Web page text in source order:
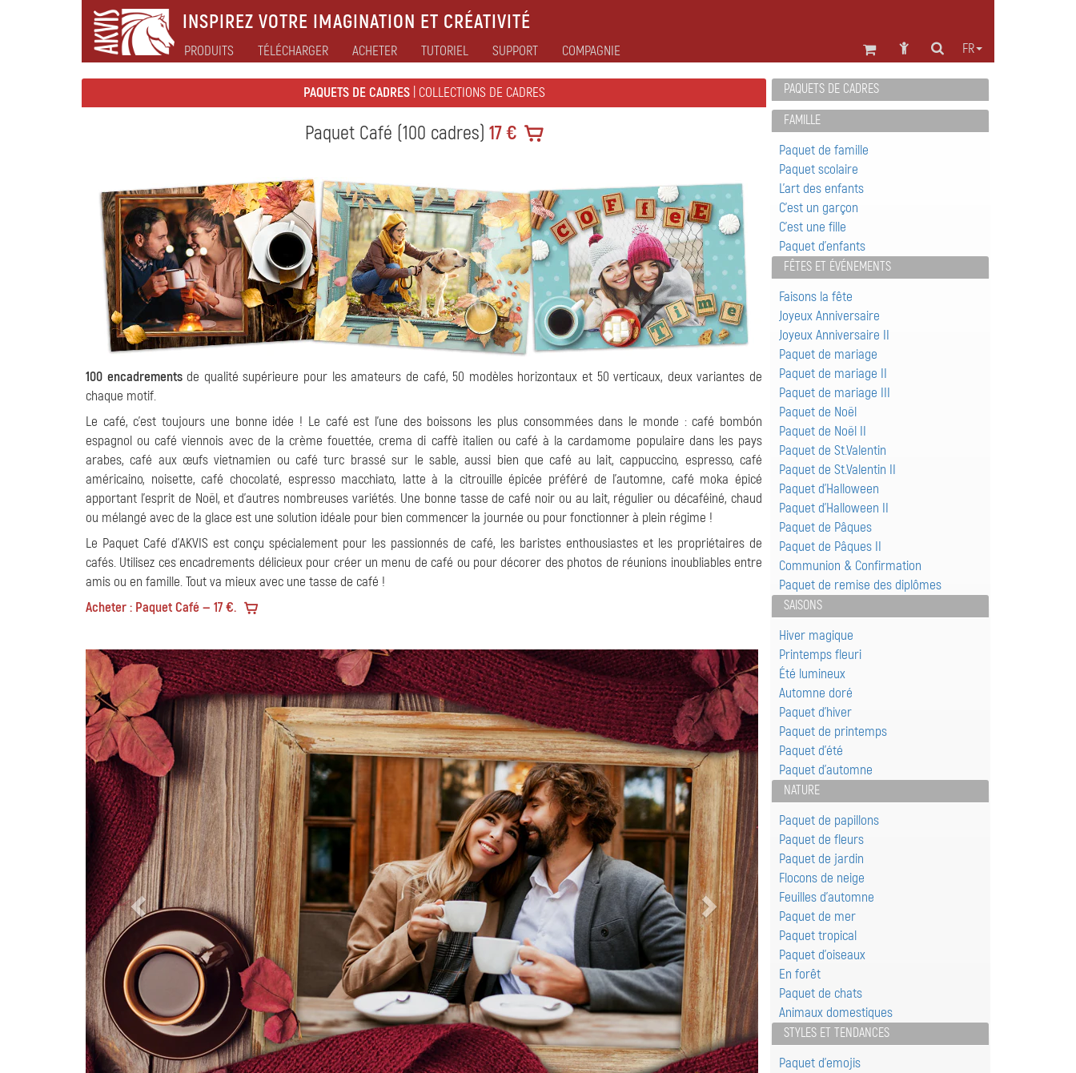
INSPIREZ VOTRE IMAGINATION ET CRÉATIVITÉ
FR
PRODUITS TÉLÉCHARGER ACHETER TUTORIEL SUPPORT COMPAGNIE
PAQUETS DE CADRES | COLLECTIONS DE CADRES
Paquet Café (100 cadres) 17 €
100 encadrementsde qualité supérieure pour les amateurs de café, 50 modèles horizontaux et 50 verticaux, deux variantes de
chaque motif.
Le café, c'est toujours une bonne idée ! Le café est l'une des boissons les plus consommées dans le monde : café bombón
espagnol ou café viennois avec de la crème fouettée, crema di caffè italien ou café à la cardamome populaire dans les pays
arabes, café aux œufs vietnamien ou café turc brassé sur le sable, aussi bien que café au lait, cappuccino, espresso, café
américaino, noisette, café chocolaté, espresso macchiato, latte à la citrouille épicée préféré de l'automne, café moka épicé
apportant l'esprit de Noël, et d'autres nombreuses variétés. Une bonne tasse de café noir ou au lait, régulier ou décaféiné, chaud
ou mélangé avec de la glace est une solution idéale pour bien commencer la journée ou pour fonctionner à plein régime !
Le Paquet Café d'AKVIS est conçu spécialement pour les passionnés de café, les baristes enthousiastes et les propriétaires de
cafés. Utilisez ces encadrements délicieux pour créer un menu de café ou pour décorer des photos de réunions inoubliables entre
amis ou en famille. Tout va mieux avec une tasse de café !
Acheter : Paquet Café — 17 €.
PAQUETS DE CADRES
FAMILLE
Paquet de famille
Paquet scolaire
L'art des enfants
C'est un garçon
C'est une fille
Paquet d'enfants
FÊTES ET ÉVÉNEMENTS
Faisons la fête
Joyeux Anniversaire
Joyeux Anniversaire II
Paquet de mariage
Paquet de mariage II
Paquet de mariage III
Paquet de Noël
Paquet de Noël II
Paquet de St.Valentin
Paquet de St.Valentin II
Paquet d'Halloween
Paquet d'Halloween II
Paquet de Pâques
Paquet de Pâques II
Communion & Confirmation
Paquet de remise des diplômes
SAISONS
Hiver magique
Printemps fleuri
Été lumineux
Automne doré
Paquet d'hiver
Paquet de printemps
Paquet d'été
Paquet d'automne
NATURE
Paquet de papillons
Paquet de fleurs
Paquet de jardin
Flocons de neige
Feuilles d'automne
Paquet de mer
Paquet tropical
Paquet d'oiseaux
En forêt
Paquet de chats
Animaux domestiques
STYLES ET TENDANCES
Paquet d'emojis